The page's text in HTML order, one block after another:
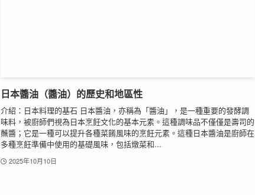
日本醬油（醬油）的歷史和地區性
介紹：日本料理的基石 日本醬油，亦稱為「醬油」，是一種重要的發酵調
味料，被廚師們視為日本烹飪文化的基本元素。這種調味品不僅僅是壽司的
蘸醬；它是一種可以提升各種菜餚風味的烹飪元素。這種日本醬油是廚師在
多種烹飪準備中使用的基礎風味，包括燉菜和...
2025年10月10日